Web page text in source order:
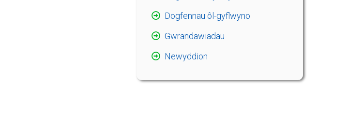
Dogfennau ôl-gyflwyno
Gwrandawiadau
Newyddion